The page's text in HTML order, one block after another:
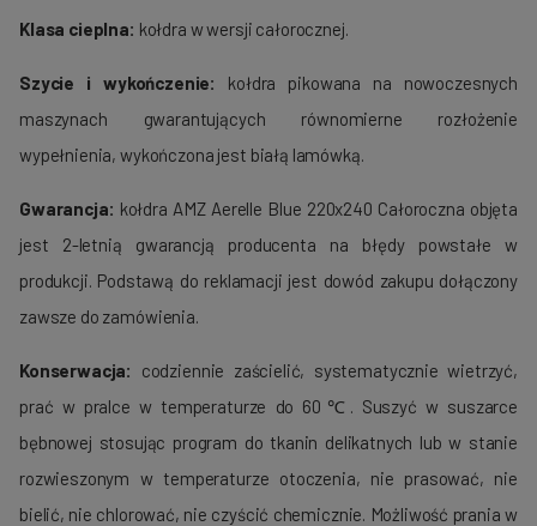
Klasa cieplna: kołdra w wersji całorocznej.
Szycie i wykończenie:
kołdra pikowana na nowoczesnych
maszynach gwarantujących równomierne rozłożenie
wypełnienia, wykończona jest białą lamówką.
Gwarancja: kołdra AMZ Aerelle Blue 220x240 Całoroczna objęta
jest 2-letnią gwarancją producenta na błędy powstałe w
produkcji. Podstawą do reklamacji jest dowód zakupu dołączony
zawsze do zamówienia.
Konserwacja:
codziennie zaścielić, systematycznie wietrzyć,
prać w pralce w temperaturze do 60℃. Suszyć w suszarce
bębnowej stosując program do tkanin delikatnych lub w stanie
rozwieszonym w temperaturze otoczenia, nie prasować, nie
bielić, nie chlorować, nie czyścić chemicznie. Możliwość prania w